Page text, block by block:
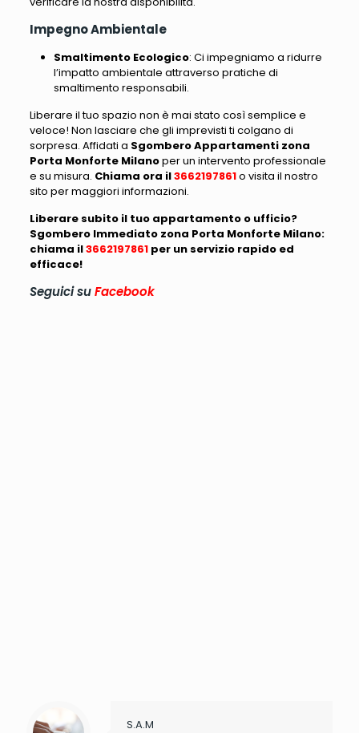
Impegno Ambientale
Smaltimento Ecologico: Ci impegniamo a ridurre
l’impatto ambientale attraverso pratiche di
smaltimento responsabili.
Liberare il tuo spazio non è mai stato così semplice e
veloce! Non lasciare che gli imprevisti ti colgano di
sorpresa. Affidati a Sgombero Appartamenti zona
Porta Monforte Milanoper un intervento professionale
e su misura. Chiama ora il3662197861o visita il nostro
sito per maggiori informazioni.
Liberare subito il tuo appartamento o ufficio?
Sgombero Immediato zona Porta Monforte Milano:
chiama il3662197861per un servizio rapido ed
efficace!
Seguici suFacebook
S.A.M